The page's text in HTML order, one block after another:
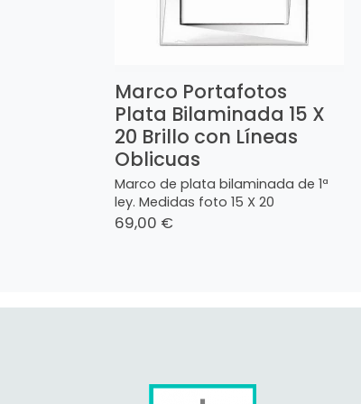
Marco Portafotos
Plata Bilaminada 15 X
20 Brillo con Líneas
Oblicuas
Marco de plata bilaminada de 1ª
ley. Medidas foto 15 X 20
69,00 €